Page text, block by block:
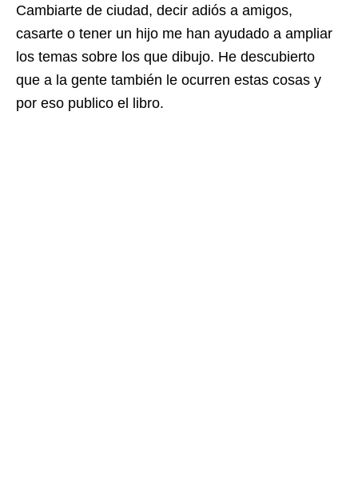
Cambiarte de ciudad, decir adiós a amigos,
casarte o tener un hijo me han ayudado a ampliar
los temas sobre los que dibujo. He descubierto
que a la gente también le ocurren estas cosas y
por eso publico el libro.